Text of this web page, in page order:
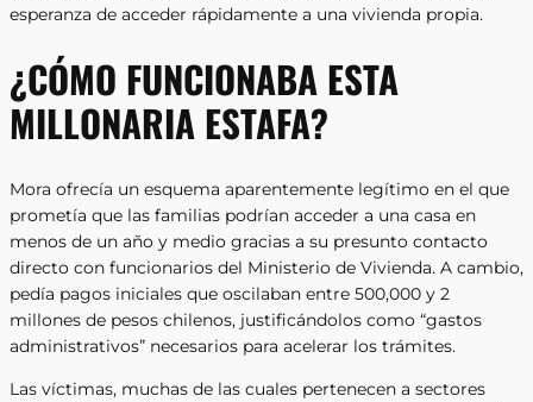
esperanza de acceder rápidamente a una vivienda propia.
¿CÓMO FUNCIONABA ESTA
MILLONARIA ESTAFA?
Mora ofrecía un esquema aparentemente legítimo en el que
prometía que las familias podrían acceder a una casa en
menos de un año y medio gracias a su presunto contacto
directo con funcionarios del Ministerio de Vivienda. A cambio,
pedía pagos iniciales que oscilaban entre 500,000 y 2
millones de pesos chilenos, justificándolos como “gastos
administrativos” necesarios para acelerar los trámites.
Las víctimas, muchas de las cuales pertenecen a sectores